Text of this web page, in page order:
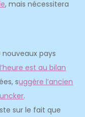
, mais nécessitera
nouveaux pays
l’heure est au bilan
suggère l’ancien
.
sur le fait que